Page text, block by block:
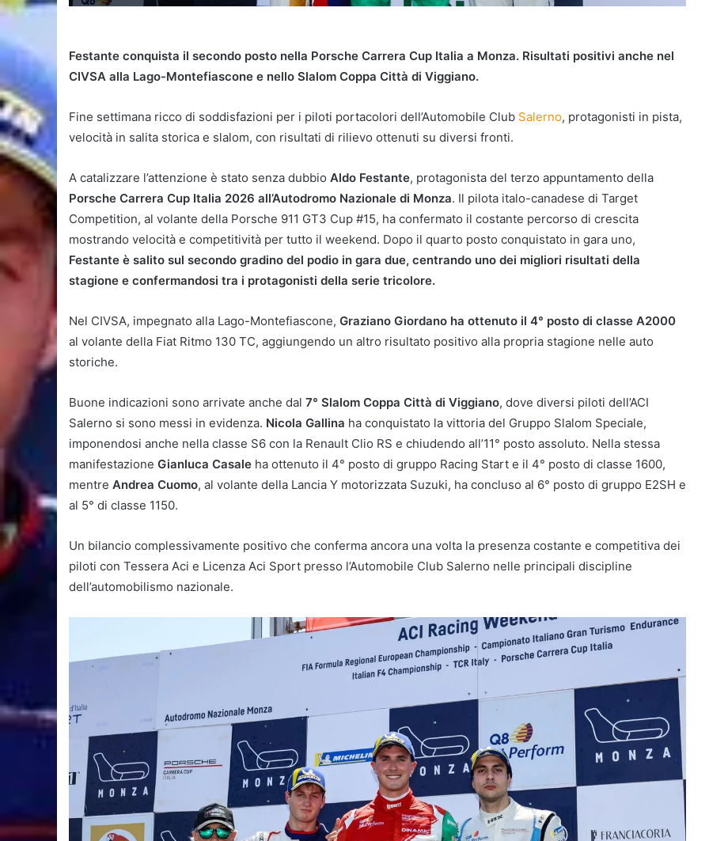
Festante conquista il secondo posto nella Porsche Carrera Cup Italia a Monza. Risultati positivi anche nel
CIVSA alla Lago-Montefiascone e nello Slalom Coppa Città di Viggiano.
Fine settimana ricco di soddisfazioni per i piloti portacolori dell’Automobile Club Salerno, protagonisti in pista,
velocità in salita storica e slalom, con risultati di rilievo ottenuti su diversi fronti.
A catalizzare l’attenzione è stato senza dubbio Aldo Festante, protagonista del terzo appuntamento della
Porsche Carrera Cup Italia 2026 all’Autodromo Nazionale di Monza. Il pilota italo-canadese di Target
Competition, al volante della Porsche 911 GT3 Cup #15, ha confermato il costante percorso di crescita
mostrando velocità e competitività per tutto il weekend. Dopo il quarto posto conquistato in gara uno,
Festante è salito sul secondo gradino del podio in gara due, centrando uno dei migliori risultati della
stagione e confermandosi tra i protagonisti della serie tricolore.
Nel CIVSA, impegnato alla Lago-Montefiascone, Graziano Giordano ha ottenuto il 4° posto di classe A2000
al volante della Fiat Ritmo 130 TC, aggiungendo un altro risultato positivo alla propria stagione nelle auto
storiche.
Buone indicazioni sono arrivate anche dal 7° Slalom Coppa Città di Viggiano, dove diversi piloti dell’ACI
Salerno si sono messi in evidenza. Nicola Gallina ha conquistato la vittoria del Gruppo Slalom Speciale,
imponendosi anche nella classe S6 con la Renault Clio RS e chiudendo all’11° posto assoluto. Nella stessa
manifestazione Gianluca Casale ha ottenuto il 4° posto di gruppo Racing Start e il 4° posto di classe 1600,
mentre Andrea Cuomo, al volante della Lancia Y motorizzata Suzuki, ha concluso al 6° posto di gruppo E2SH e
al 5° di classe 1150.
Un bilancio complessivamente positivo che conferma ancora una volta la presenza costante e competitiva dei
piloti con Tessera Aci e Licenza Aci Sport presso l’Automobile Club Salerno nelle principali discipline
dell’automobilismo nazionale.